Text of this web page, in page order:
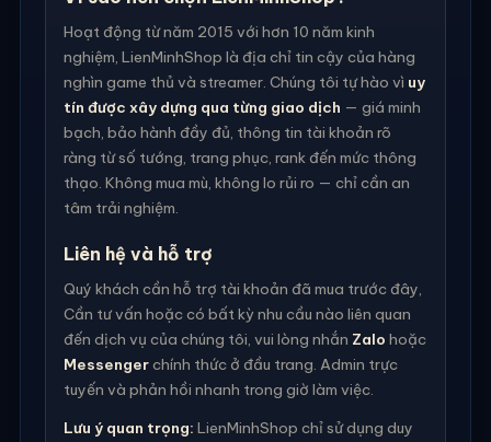
Hoạt động từ năm 2015 với hơn 10 năm kinh
nghiệm, LienMinhShop là địa chỉ tin cậy của hàng
nghìn game thủ và streamer. Chúng tôi tự hào vì uy
tín được xây dựng qua từng giao dịch — giá minh
bạch, bảo hành đầy đủ, thông tin tài khoản rõ
ràng từ số tướng, trang phục, rank đến mức thông
thạo. Không mua mù, không lo rủi ro — chỉ cần an
tâm trải nghiệm.
Liên hệ và hỗ trợ
Quý khách cần hỗ trợ tài khoản đã mua trước đây,
Cần tư vấn hoặc có bất kỳ nhu cầu nào liên quan
đến dịch vụ của chúng tôi, vui lòng nhắn Zalo hoặc
Messengerchính thức ở đầu trang. Admin trực
tuyến và phản hồi nhanh trong giờ làm việc.
Lưu ý quan trọng: LienMinhShop chỉ sử dụng duy